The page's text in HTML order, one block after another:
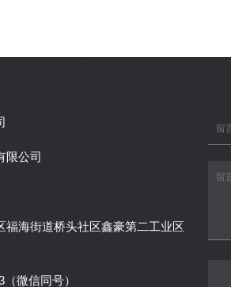
限公司
福海街道桥头社区鑫豪第二工业区
微信同号）